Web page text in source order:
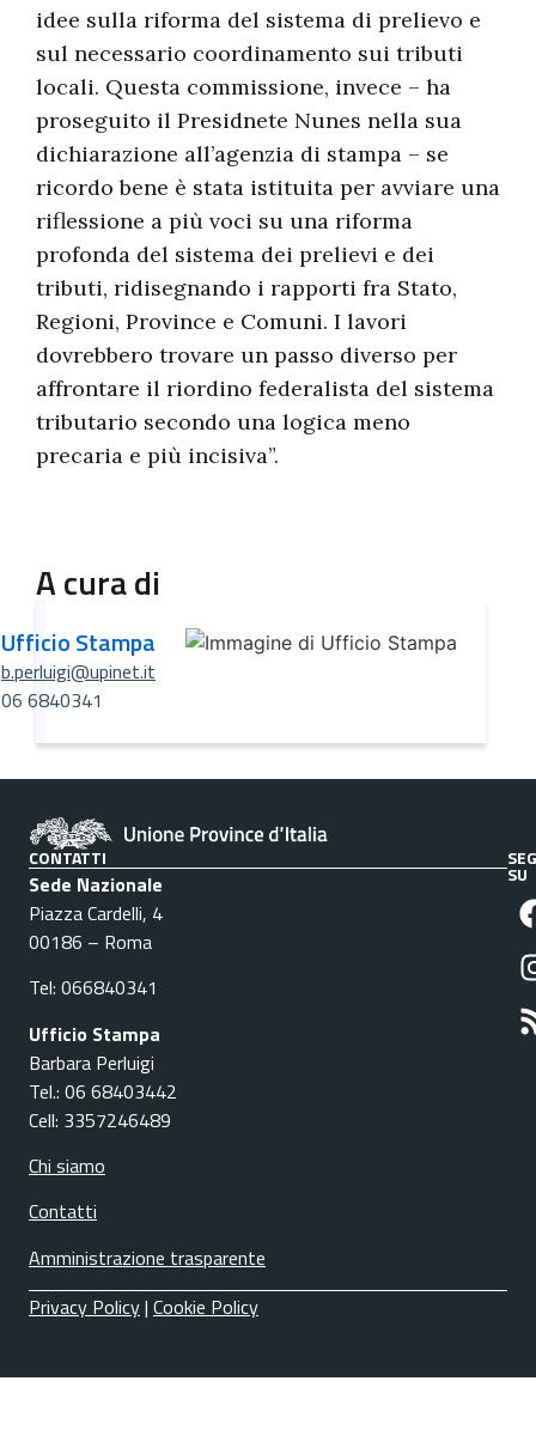
idee sulla riforma del sistema di prelievo e
sul necessario coordinamento sui tributi
locali. Questa commissione, invece – ha
proseguito il Presidnete Nunes nella sua
dichiarazione all’agenzia di stampa – se
ricordo bene è stata istituita per avviare una
riflessione a più voci su una riforma
profonda del sistema dei prelievi e dei
tributi, ridisegnando i rapporti fra Stato,
Regioni, Province e Comuni. I lavori
dovrebbero trovare un passo diverso per
affrontare il riordino federalista del sistema
tributario secondo una logica meno
precaria e più incisiva”.
A cura di
Ufficio Stampa
b.perluigi@upinet.it
06 6840341
CONTATTI
Sede Nazionale
Piazza Cardelli, 4
00186 – Roma
Tel: 066840341
Ufficio Stampa
Barbara Perluigi
Tel.: 06 68403442
Cell: 3357246489
Chi siamo
Contatti
Amministrazione trasparente
SU
Privacy Policy| Cookie Policy